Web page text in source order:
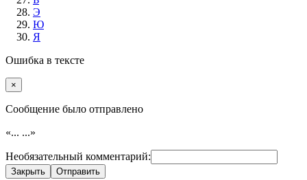
Э
Ю
Я
Ошибка в тексте
×
Cообщение было отправлено
«... ...»
Необязательный комментарий:
Закрыть Отправить